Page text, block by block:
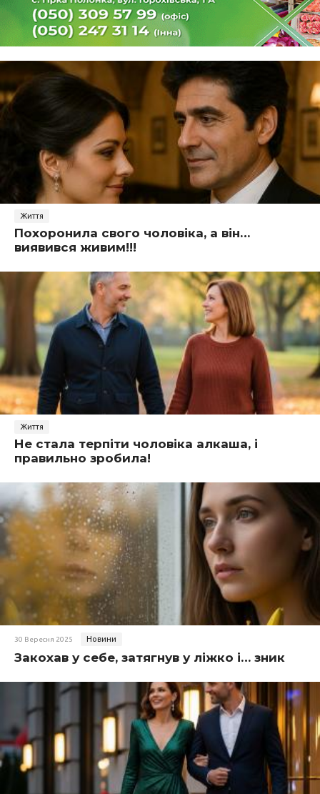
Життя
Похоронила свого чоловіка, а він…
виявився живим!!!
Життя
Не стала терпіти чоловіка ­алкаша, і
правильно зробила!
30 Вересня 2025 Новини
Закохав у себе, затягнув у ліжко і… зник